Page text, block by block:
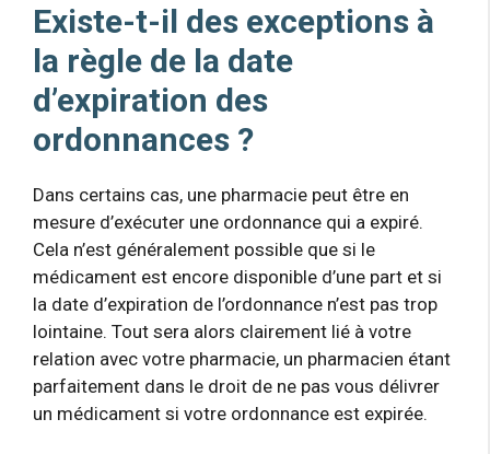
Existe-t-il des exceptions à
la règle de la date
d’expiration des
ordonnances ?
Dans certains cas, une pharmacie peut être en
mesure d’exécuter une ordonnance qui a expiré.
Cela n’est généralement possible que si le
médicament est encore disponible d’une part et si
la date d’expiration de l’ordonnance n’est pas trop
lointaine. Tout sera alors clairement lié à votre
relation avec votre pharmacie, un pharmacien étant
parfaitement dans le droit de ne pas vous délivrer
un médicament si votre ordonnance est expirée.